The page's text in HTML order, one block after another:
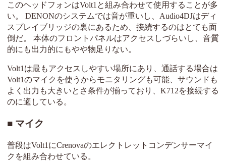
このヘッドフォンはVolt1と組み合わせて使用することが多
い。 DENONのシステムでは音が重いし、Audio4DJはディ
スプレイブリッジの裏にあるため、接続するのはとても面
倒だ。 本体のフロントパネルはアクセスしづらいし、音質
的にも出力的にもやや物足りない。
Volt1は最もアクセスしやすい場所にあり、通話する場合は
Volt1のマイクを使うからモニタリングも可能、サウンドも
よく出力も大きいとさ条件が揃っており、K712を接続する
のに適している。
マイク
普段はVolt1にCrenovaのエレクトレットコンデンサーマイ
クを組み合わせている。